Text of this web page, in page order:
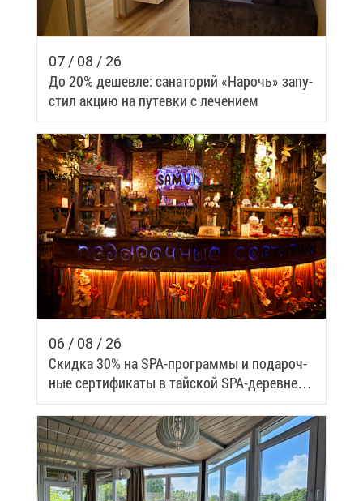
07 / 08 / 26
До 20% де­шев­ле: са­на­то­рий «На­рочь» за­пу­
стил ак­цию на пу­тев­ки с ле­че­ни­ем
06 / 08 / 26
Скид­ка 30% на SPA-про­грам­мы и по­да­роч­
ные сер­ти­фи­ка­ты в тай­ской SPA-де­ревне
Samui